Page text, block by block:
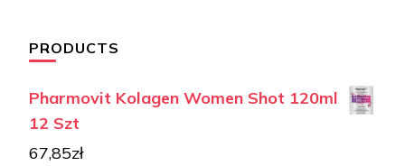
PRODUCTS
Pharmovit Kolagen Women Shot 120ml
12 Szt
67,85zł